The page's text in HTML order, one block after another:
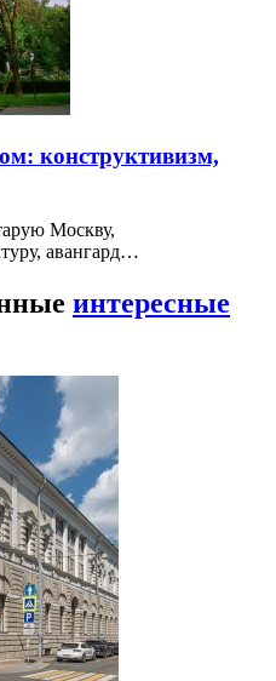
конструктивизм,
Москву,
авангард…
интересные